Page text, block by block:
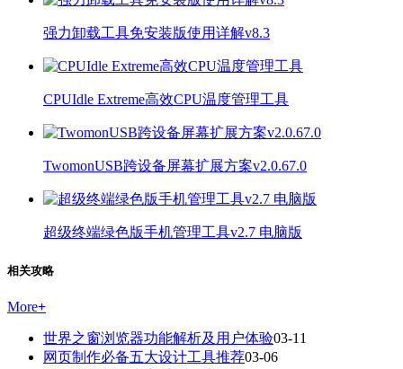
强力卸载工具免安装版使用详解v8.3
CPUIdle Extreme高效CPU温度管理工具
TwomonUSB跨设备屏幕扩展方案v2.0.67.0
超级终端绿色版手机管理工具v2.7 电脑版
相关攻略
More+
世界之窗浏览器功能解析及用户体验03-11
网页制作必备五大设计工具推荐03-06